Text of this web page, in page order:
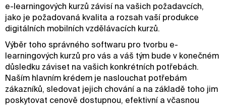
e-learningových kurzů závisí na vašich požadavcích,
jako je požadovaná kvalita a rozsah vaší produkce
digitálních mobilních vzdělávacích kurzů.
Výběr toho správného softwaru pro tvorbu e-
learningových kurzů pro vás a váš tým bude v konečném
důsledku záviset na vašich konkrétních potřebách.
Naším hlavním krédem je naslouchat potřebám
zákazníků, sledovat jejich chování a na základě toho jim
poskytovat cenově dostupnou, efektivní a včasnou